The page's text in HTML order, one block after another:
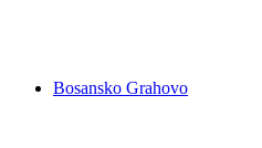
Bosansko Grahovo